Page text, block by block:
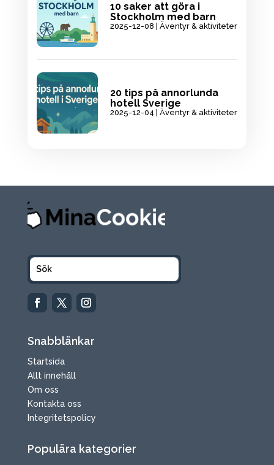
10 saker att göra i
Stockholm med barn
2025-12-08 Äventyr & aktiviteter
20 tips på annorlunda
hotell Sverige
2025-12-04 Äventyr & aktiviteter
Snabblänkar
Startsida
Allt innehåll
Om oss
Kontakta oss
Integritetspolicy
Populära kategorier